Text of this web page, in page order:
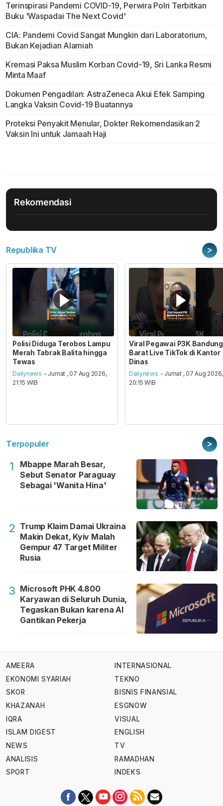
Terinspirasi Pandemi COVID-19, Perwira Polri Terbitkan
Buku 'Waspadai The Next Covid'
CIA: Pandemi Covid Sangat Mungkin dari Laboratorium,
Bukan Kejadian Alamiah
Kremasi Paksa Muslim Korban Covid-19, Sri Lanka Resmi
Minta Maaf
Dokumen Pengadilan: AstraZeneca Akui Efek Samping
Langka Vaksin Covid-19 Buatannya
Proteksi Penyakit Menular, Dokter Rekomendasikan 2
Vaksin Ini untuk Jamaah Haji
Rekomendasi
Republika TV >
Polisi Diduga Terobos Lampu
Merah Tabrak Balita hingga
Tewas
Dailynews - Jumat , 07 Aug 2026,
21:15 WIB
Viral Pegawai P3K Bandung
Barat Live TikTok di Kantor
Dinas
Dailynews - Jumat , 07 Aug 2026,
20:15 WIB
Terpopuler >
1
Mbappe Marah Besar,
Sebut Senator Paraguay
Sebagai 'Wanita Hina'
2 Trump Klaim Damai Ukraina
Makin Dekat, Kyiv Malah
Gempur 47 Target Militer
Rusia
3 Microsoft PHK 4.800
Karyawan di Seluruh Dunia,
Tegaskan Bukan karena AI
Gantikan Pekerja
AMEERA
EKONOMI SYARIAH
SKOR
KHAZANAH
IQRA
ISLAM DIGEST
NEWS
ANALISIS
SPORT
INTERNASIONAL
TEKNO
BISNIS FINANSIAL
ESGNOW
VISUAL
ENGLISH
TV
RAMADHAN
INDEKS